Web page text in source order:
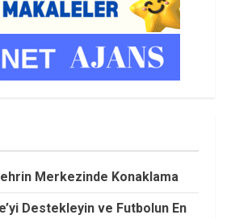
Merkezinde Konaklama
Destekleyin ve Futbolun En